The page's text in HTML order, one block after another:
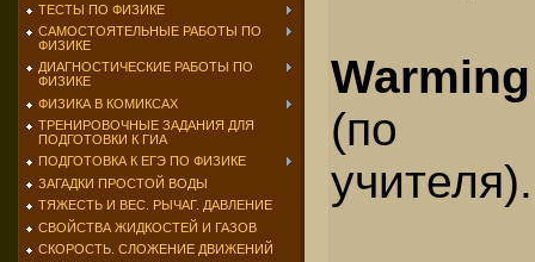
ТЕСТЫ ПО ФИЗИКЕ
САМОСТОЯТЕЛЬНЫЕ РАБОТЫ ПО
ФИЗИКЕ
ДИАГНОСТИЧЕСКИЕ РАБОТЫ ПО
ФИЗИКЕ
ФИЗИКА В КОМИКСАХ
ТРЕНИРОВОЧНЫЕ ЗАДАНИЯ ДЛЯ
ПОДГОТОВКИ К ГИА
ПОДГОТОВКА К ЕГЭ ПО ФИЗИКЕ
ЗАГАДКИ ПРОСТОЙ ВОДЫ
ТЯЖЕСТЬ И ВЕС. РЫЧАГ. ДАВЛЕНИЕ
СВОЙСТВА ЖИДКОСТЕЙ И ГАЗОВ
СКОРОСТЬ. СЛОЖЕНИЕ ДВИЖЕНИЙ
(по
учителя).